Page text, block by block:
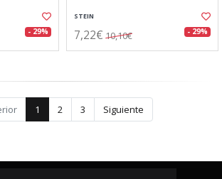
- 29%
STEIN
7,22€ 10,10€ - 29%
1 2 3 Siguiente